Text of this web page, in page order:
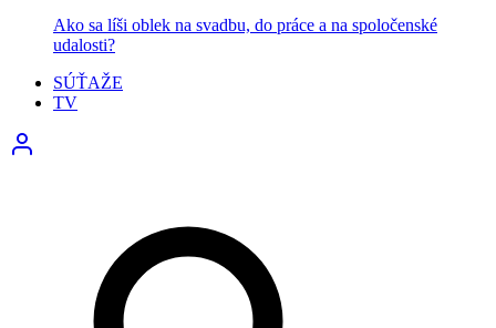
Ako sa líši oblek na svadbu, do práce a na spoločenské
udalosti?
SÚŤAŽE
TV